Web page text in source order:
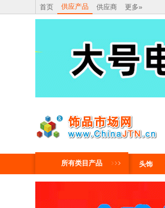
首页 供应产品 供应商 更多»
所有类目产品 头饰